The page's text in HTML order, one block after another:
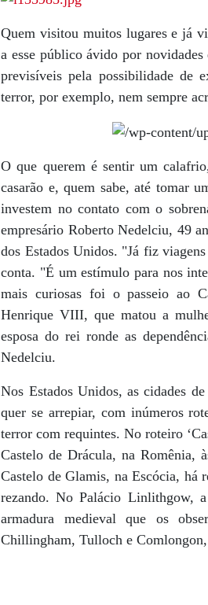
Quem visitou muitos lugares e já
a esse público ávido por
previsíveis pela possibilidade de
terror, por exemplo, nem sempre
O que querem é sentir um
casarão e, quem sabe, até tomar
investem no contato com o
empresário Roberto Nedelciu, 49
dos Estados Unidos. "Já fiz
conta. "É um estímulo para nos
mais curiosas foi o passeio ao
Henrique VIII, que matou a
esposa do rei ronde as
Nedelciu.
Nos Estados Unidos, as cidades
quer se arrepiar, com inúmeros
terror com requintes. No roteiro
Castelo de Drácula, na Romênia,
Castelo de Glamis, na Escócia, há
rezando. No Palácio Linlithgow,
armadura medieval que os
Chillingham, Tulloch e